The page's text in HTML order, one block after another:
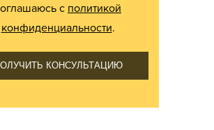
с политикой
конфиденциальности.
КОНСУЛЬТАЦИЮ